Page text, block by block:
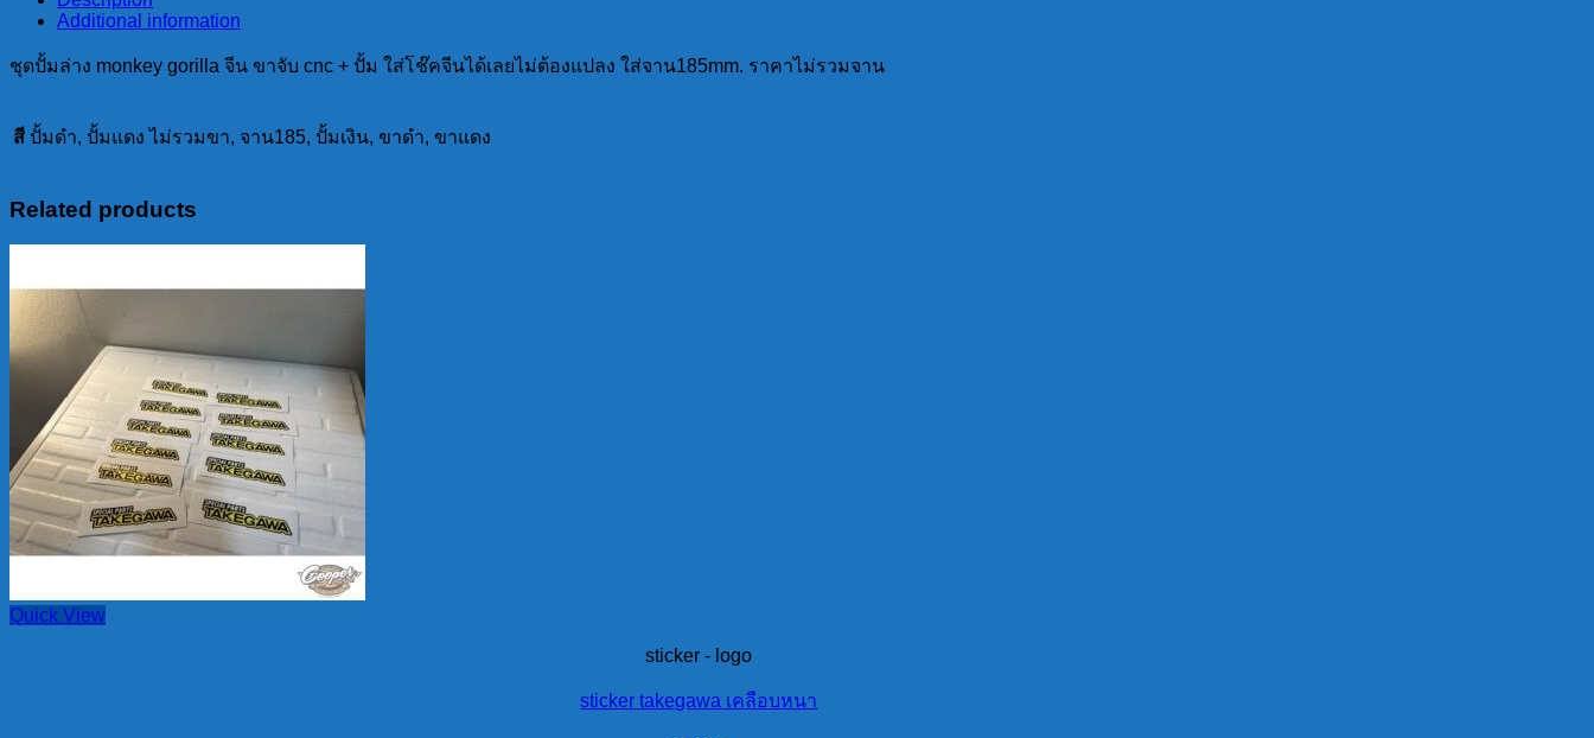
จับ
cnc
ใส่
ไม่
แปลง
ใส่
จาน185mm.
ราคา
ไม่
รวม
จาน
quantity
Additional information
ชุดปั้มล่าง monkey gorilla จีน ขาจับ cnc + ปั้ม ใส่โช๊คจีนได้เลยไม่ต้องแปลง ใส่จาน185mm. ราคาไม่รวมจาน
สี ปั้มดำ, ปั้มแดง ไม่รวมขา, จาน185, ปั้มเงิน, ขาดำ, ขาแดง
Related products
Quick View
sticker - logo
sticker takegawa เคลือบหนา